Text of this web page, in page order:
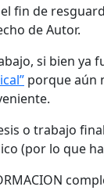
fin de
de Autor.
si bien ya
porque aún
o trabajo
(por lo que